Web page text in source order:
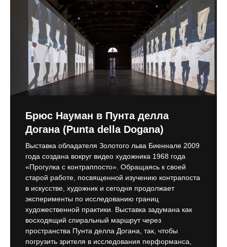
Брюс Науман в Пунта делла
Догана (Punta della Dogana)
Выставка обладателя Золотого льва Биеннале 2009
года создана вокруг видео художника 1968 года
«Прогулка с контраппосто». Обращаясь к своей
старой работе, посвященной изучению контрапоста
в искусстве, художник и сегодня продолжает
эксперименты по исследованию границ
художественной практики. Выставка задумана как
восходящий спиральный маршрут через
пространства Пунта делла Догана, так, чтобы
погрузить зрителя в исследования перформанса,